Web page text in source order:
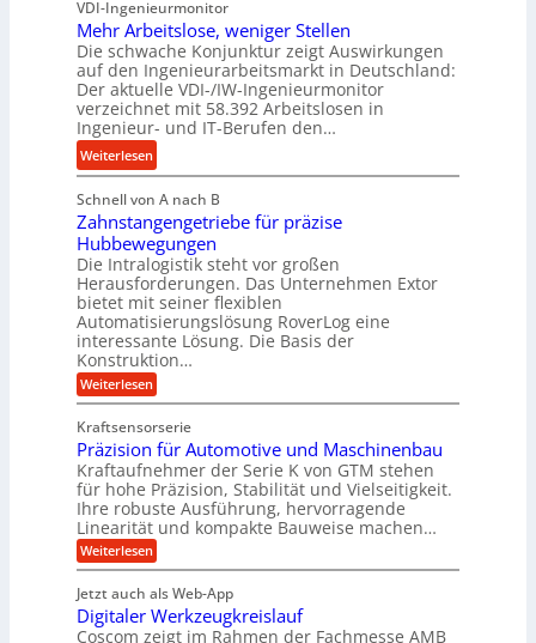
u
n
d
H
y
d
r
a
l
i
k
i
m
V
e
r
g
e
c
h
n
d
l
a
n
g
e
b
i
g
e
K
u
g
e
l
g
e
w
i
n
d
e
t
i
e
r
o
n
e
s
s
t
e
e
r
t
U
m
s
a
t
u
n
d
A
u
f
t
r
a
VDI-Ingenieurmonitor
Mehr Arbeitslose, weniger Stellen
Die schwache Konjunktur zeigt Auswirkungen
auf den Ingenieurarbeitsmarkt in Deutschland:
Der aktuelle VDI-/IW-Ingenieurmonitor
verzeichnet mit 58.392 Arbeitslosen in
Ingenieur- und IT-Berufen den…
Weiterlesen:
M
e
h
r
A
r
b
e
i
t
s
l
o
s
e
,
w
e
n
i
g
Schnell von A nach B
Zahnstangengetriebe für präzise
Hubbewegungen
Die Intralogistik steht vor großen
Herausforderungen. Das Unternehmen Extor
bietet mit seiner flexiblen
Automatisierungslösung RoverLog eine
interessante Lösung. Die Basis der
Konstruktion…
Weiterlesen:
Z
h
n
s
t
a
n
g
e
n
e
t
r
Kraftsensorserie
Präzision für Automotive und Maschinenbau
Kraftaufnehmer der Serie K von GTM stehen
für hohe Präzision, Stabilität und Vielseitigkeit.
Ihre robuste Ausführung, hervorragende
Linearität und kompakte Bauweise machen…
Weiterlesen:
P
ä
z
i
Jetzt auch als Web-App
Digitaler Werkzeugkreislauf
Coscom zeigt im Rahmen der Fachmesse AMB